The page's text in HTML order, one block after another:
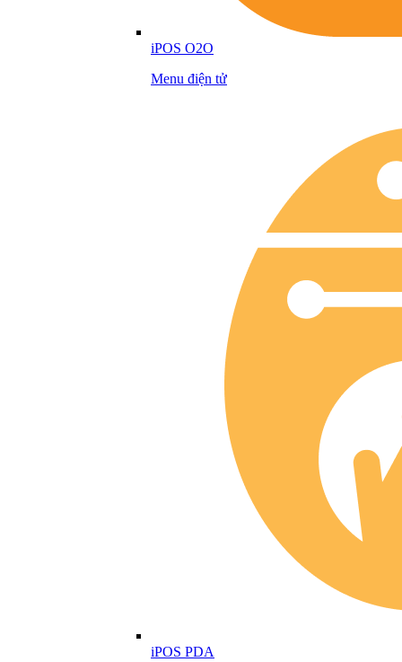
iPOS O2O
Menu điện tử
iPOS PDA